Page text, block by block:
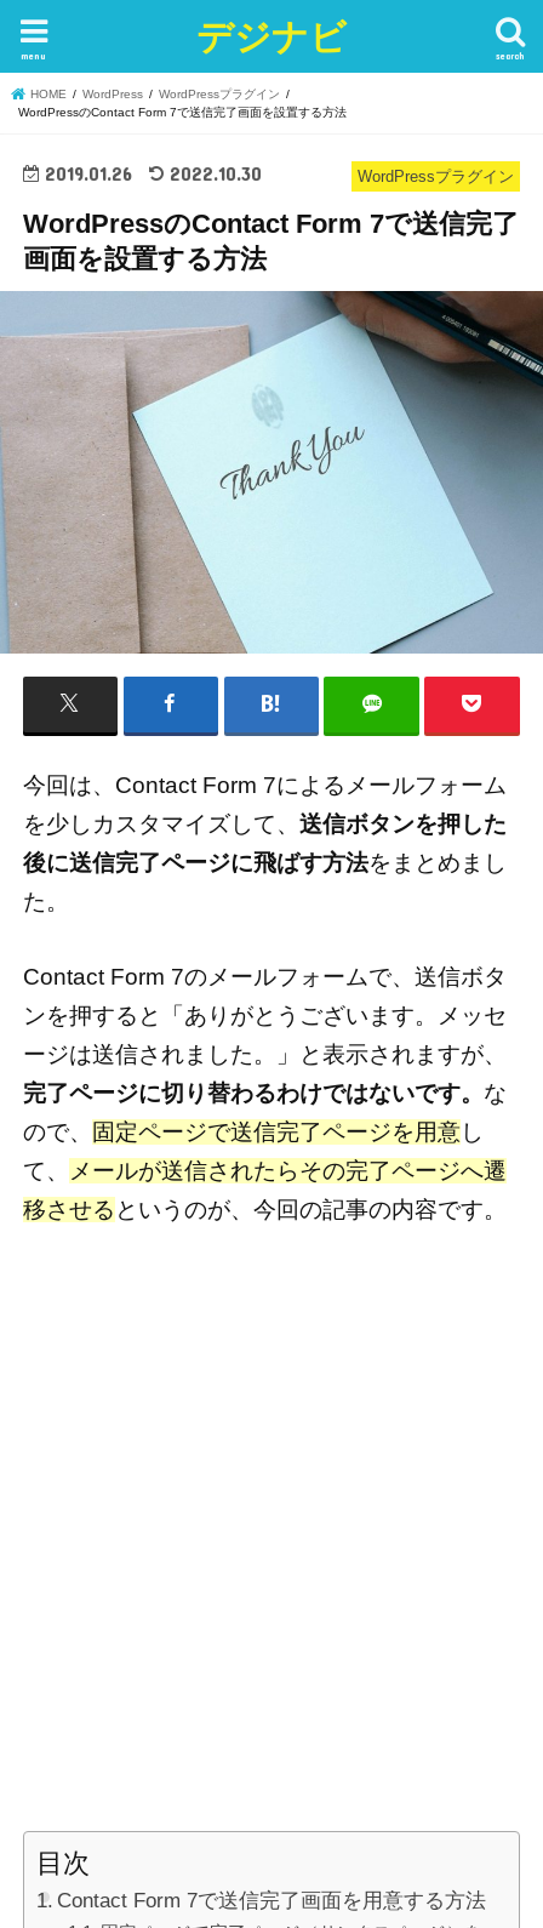
デジナビ search
menu
HOME WordPress
WordPressプラグイン
WordPressのContact Form 7で送信完了画面を設置する方法
WordPressプラグイン
2019.01.26 2022.10.30
WordPressのContact Form 7で送信完了
画面を設置する方法
今回は、Contact Form 7によるメールフォーム
を少しカスタマイズして、 送信ボタンを押した
後に送信完了ページに飛ばす方法をまとめまし
た。
Contact Form 7のメールフォームで、送信ボタ
ンを押すると「ありがとうございます。メッセ
ージは送信されました。」と表示されますが、
完了ページに切り替わるわけではないです。 な
ので、
固定ページで送信完了ページを用意し
て、
メールが送信されたらその完了ページへ遷
移させる というのが、今回の記事の内容です。
目次
Contact Form 7で送信完了画面を用意する方法